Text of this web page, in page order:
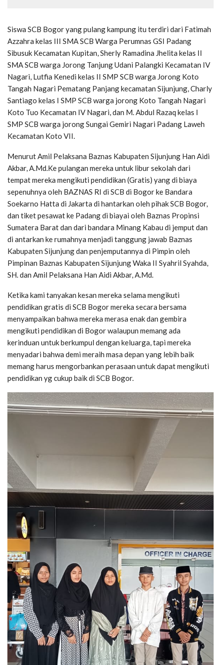
Siswa SCB Bogor yang pulang kampung itu terdiri dari Fatimah
Azzahra kelas III SMA SCB Warga Perumnas GSI Padang
Sibusuk Kecamatan Kupitan, Sherly Ramadina Jhelita kelas II
SMA SCB warga Jorong Tanjung Udani Palangki Kecamatan IV
Nagari, Lutfia Kenedi kelas II SMP SCB warga Jorong Koto
Tangah Nagari Pematang Panjang kecamatan Sijunjung, Charly
Santiago kelas I SMP SCB warga jorong Koto Tangah Nagari
Koto Tuo Kecamatan IV Nagari, dan M. Abdul Razaq kelas I
SMP SCB warga jorong Sungai Gemiri Nagari Padang Laweh
Kecamatan Koto VII.
Menurut Amil Pelaksana Baznas Kabupaten Sijunjung Han Aidi
Akbar, A.Md.Ke pulangan mereka untuk libur sekolah dari
tempat mereka mengikuti pendidikan (Gratis) yang di biaya
sepenuhnya oleh BAZNAS RI di SCB di Bogor ke Bandara
Soekarno Hatta di Jakarta di hantarkan oleh pihak SCB Bogor,
dan tiket pesawat ke Padang di biayai oleh Baznas Propinsi
Sumatera Barat dan dari bandara Minang Kabau di jemput dan
di antarkan ke rumahnya menjadi tanggung jawab Baznas
Kabupaten Sijunjung dan penjemputannya di Pimpin oleh
Pimpinan Baznas Kabupaten Sijunjung Waka II Syahril Syahda,
SH. dan Amil Pelaksana Han Aidi Akbar, A.Md.
Ketika kami tanyakan kesan mereka selama mengikuti
pendidikan gratis di SCB Bogor mereka secara bersama
menyampaikan bahwa mereka merasa enak dan gembira
mengikuti pendidikan di Bogor walaupun memang ada
kerinduan untuk berkumpul dengan keluarga, tapi mereka
menyadari bahwa demi meraih masa depan yang lebih baik
memang harus mengorbankan perasaan untuk dapat mengikuti
pendidikan yg cukup baik di SCB Bogor.